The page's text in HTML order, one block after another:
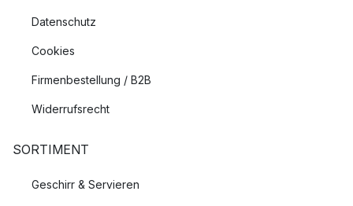
Datenschutz
Cookies
Firmenbestellung / B2B
Widerrufsrecht
SORTIMENT
Geschirr & Servieren